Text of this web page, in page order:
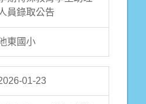
員錄取公告
東國小
01-23